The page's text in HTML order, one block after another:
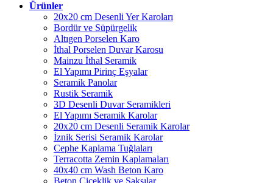
Ürünler
20x20 cm Desenli Yer Karoları
Bordür ve Süpürgelik
Altıgen Porselen Karo
İthal Porselen Duvar Karosu
Mainzu İthal Seramik
El Yapımı Pirinç Eşyalar
Seramik Panolar
Rustik Seramik
3D Desenli Duvar Seramikleri
El Yapımı Seramik Karolar
20x20 cm Desenli Seramik Karolar
İznik Serisi Seramik Karolar
Cephe Kaplama Tuğlaları
Terracotta Zemin Kaplamaları
40x40 cm Wash Beton Karo
Beton Çiçeklik ve Saksılar